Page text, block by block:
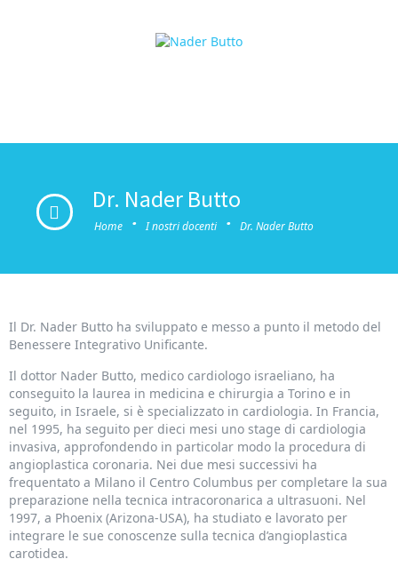
Dr. Nader Butto
Home · I nostri docenti · Dr. Nader Butto
Il Dr. Nader Butto ha sviluppato e messo a punto il metodo del
Benessere Integrativo Unificante.
Il dottor Nader Butto, medico cardiologo israeliano, ha
conseguito la laurea in medicina e chirurgia a Torino e in
seguito, in Israele, si è specializzato in cardiologia. In Francia,
nel 1995, ha seguito per dieci mesi uno stage di cardiologia
invasiva, approfondendo in particolar modo la procedura di
angioplastica coronaria. Nei due mesi successivi ha
frequentato a Milano il Centro Columbus per completare la sua
preparazione nella tecnica intracoronarica a ultrasuoni. Nel
1997, a Phoenix (Arizona-USA), ha studiato e lavorato per
integrare le sue conoscenze sulla tecnica d’angioplastica
carotidea.